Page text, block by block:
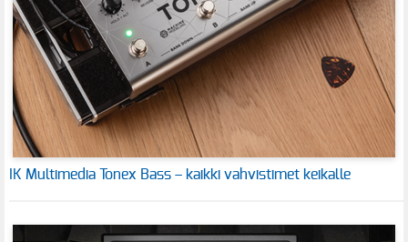
IK Multimedia Tonex Bass – kaikki vahvistimet keikalle